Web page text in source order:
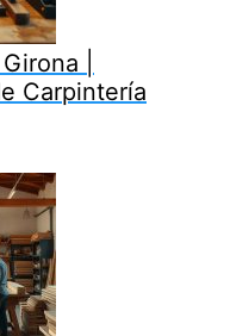
|
Carpintería